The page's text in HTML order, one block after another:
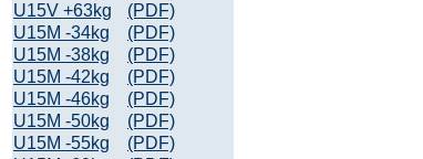
U15V +63kg
(PDF)
U15M -34kg
(PDF)
U15M -38kg
(PDF)
U15M -42kg
(PDF)
U15M -46kg
(PDF)
U15M -50kg
(PDF)
U15M -55kg
(PDF)